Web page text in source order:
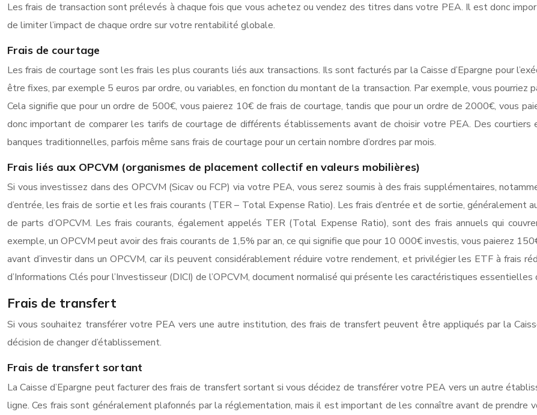
Les frais de transaction sont prélevés à chaque fois que vous achetez ou vendez des titres dans votre PEA. Il est donc
de limiter l’impact de chaque ordre sur votre rentabilité globale.
Frais de courtage
Les frais de courtage sont les frais les plus courants liés aux transactions. Ils sont facturés par la Caisse d’Epargne pour
être fixes, par exemple 5 euros par ordre, ou variables, en fonction du montant de la transaction. Par exemple, vous pourriez
Cela signifie que pour un ordre de 500€, vous paierez 10€ de frais de courtage, tandis que pour un ordre de 2000€, vous
donc important de comparer les tarifs de courtage de différents établissements avant de choisir votre PEA. Des
banques traditionnelles, parfois même sans frais de courtage pour un certain nombre d’ordres par mois.
Frais liés aux OPCVM (organismes de placement collectif en valeurs mobilières)
Si vous investissez dans des OPCVM (Sicav ou FCP) via votre PEA, vous serez soumis à des frais supplémentaires,
d’entrée, les frais de sortie et les frais courants (TER – Total Expense Ratio). Les frais d’entrée et de sortie, généralement
de parts d’OPCVM. Les frais courants, également appelés TER (Total Expense Ratio), sont des frais annuels qui
exemple, un OPCVM peut avoir des frais courants de 1,5% par an, ce qui signifie que pour 10 000€ investis, vous paierez
avant d’investir dans un OPCVM, car ils peuvent considérablement réduire votre rendement, et privilégier les ETF à frais
d’Informations Clés pour l’Investisseur (DICI) de l’OPCVM, document normalisé qui présente les caractéristiques essentielles
Frais de transfert
Si vous souhaitez transférer votre PEA vers une autre institution, des frais de transfert peuvent être appliqués par la
décision de changer d’établissement.
Frais de transfert sortant
La Caisse d’Epargne peut facturer des frais de transfert sortant si vous décidez de transférer votre PEA vers un autre
ligne. Ces frais sont généralement plafonnés par la réglementation, mais il est important de les connaître avant de